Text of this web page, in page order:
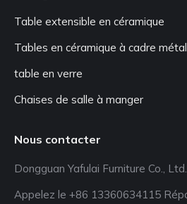
Table extensible en céramique
Tables en céramique à cadre
table en verre
Chaises de salle à manger
Nous contacter
Dongguan Yafulai Furniture Co., Ltd.
Appelez le +86 13360634115